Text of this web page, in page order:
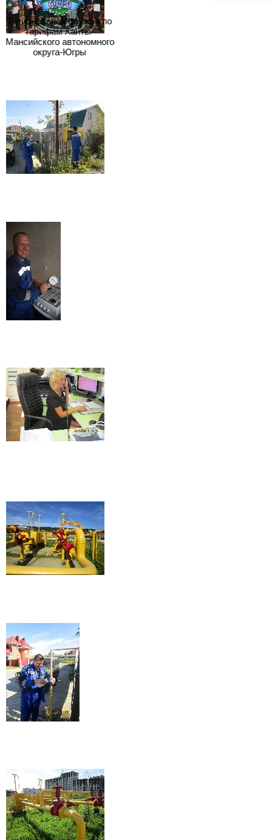
Региональная служба по
тарифам Ханты-
Мансийского автономного
округа-Югры